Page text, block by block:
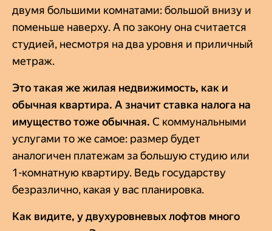
двумя большими комнатами: большой внизу и
поменьше наверху. А по закону она считается
студией, несмотря на два уровня и приличный
метраж.
Это такая же жилая недвижимость, как и
обычная квартира. А значит ставка налога на
имущество тоже обычная. С коммунальными
услугами то же самое: размер будет
аналогичен платежам за большую студию или
1-комнатную квартиру. Ведь государству
безразлично, какая у вас планировка.
Как видите, у двухуровневых лофтов много